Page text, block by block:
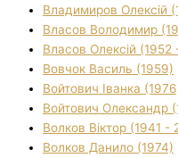
Владимиров Олексій
Власов Володимир
Власов Олексій (1952
Вовчок Василь (1959)
Войтович Іванка
Войтович Олександр
Волков Віктор (1941 -
Волков Данило (1974)